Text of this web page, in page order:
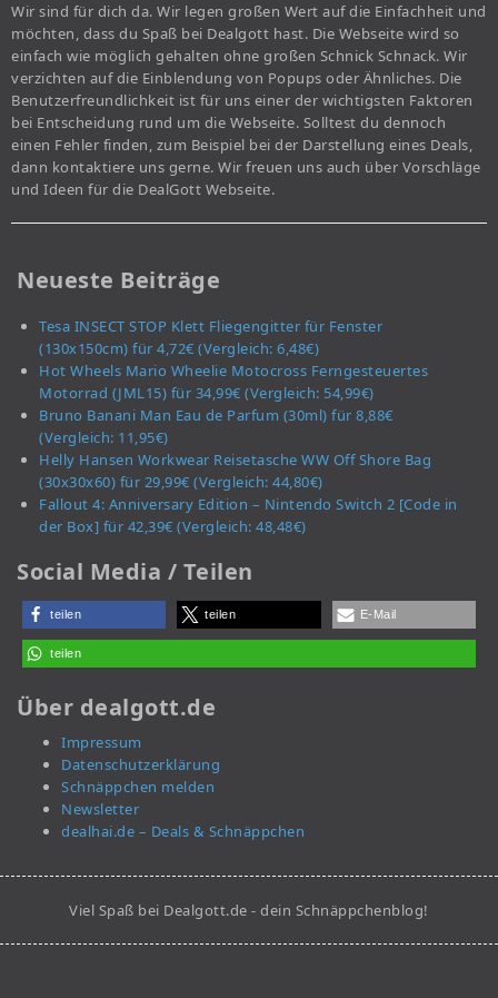
Wir sind für dich da. Wir legen großen Wert auf die Einfachheit und
möchten, dass du Spaß bei Dealgott hast. Die Webseite wird so
einfach wie möglich gehalten ohne großen Schnick Schnack. Wir
verzichten auf die Einblendung von Popups oder Ähnliches. Die
Benutzerfreundlichkeit ist für uns einer der wichtigsten Faktoren
bei Entscheidung rund um die Webseite. Solltest du dennoch
einen Fehler finden, zum Beispiel bei der Darstellung eines Deals,
dann kontaktiere uns gerne. Wir freuen uns auch über Vorschläge
und Ideen für die DealGott Webseite.
Neueste Beiträge
Tesa INSECT STOP Klett Fliegengitter für Fenster
(130x150cm) für 4,72€ (Vergleich: 6,48€)
Hot Wheels Mario Wheelie Motocross Ferngesteuertes
Motorrad (JML15) für 34,99€ (Vergleich: 54,99€)
Bruno Banani Man Eau de Parfum (30ml) für 8,88€
(Vergleich: 11,95€)
Helly Hansen Workwear Reisetasche WW Off Shore Bag
(30x30x60) für 29,99€ (Vergleich: 44,80€)
Fallout 4: Anniversary Edition – Nintendo Switch 2 [Code in
der Box] für 42,39€ (Vergleich: 48,48€)
Social Media / Teilen
teilen teilen E-Mail
teilen
Über dealgott.de
Impressum
Datenschutzerklärung
Schnäppchen melden
Newsletter
dealhai.de – Deals & Schnäppchen
Viel Spaß bei Dealgott.de - dein Schnäppchenblog!